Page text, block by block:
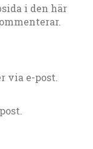
i den här
via e-post.